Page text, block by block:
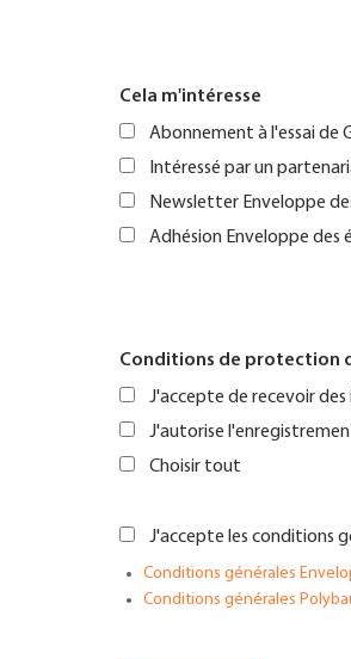
?
Cela m'intéresse
Abonnement à l'essai de
Intéressé par un
Newsletter Enveloppe
Adhésion Enveloppe des
Conditions de protection
J'accepte de recevoir
J'autorise
Choisir tout
J'accepte les conditions
Conditions générales
Conditions générales